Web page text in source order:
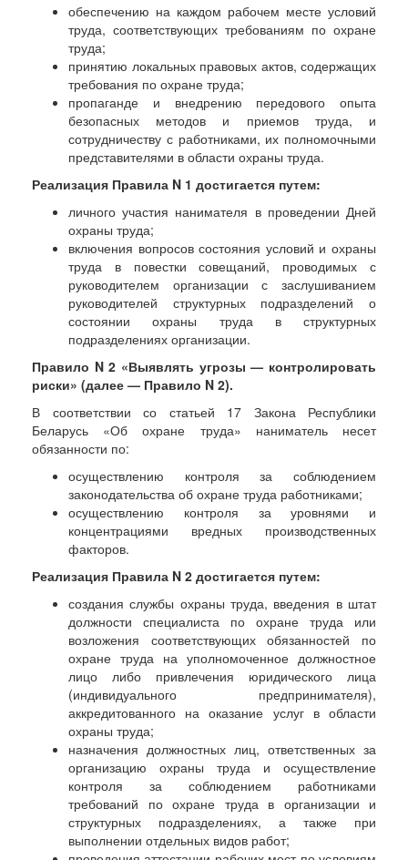
обеспечению на каждом рабочем месте условий
труда, соответствующих требованиям по охране
труда;
принятию локальных правовых актов, содержащих
требования по охране труда;
пропаганде и внедрению передового опыта
безопасных методов и приемов труда, и
сотрудничеству с работниками, их полномочными
представителями в области охраны труда.
Реализация Правила N 1 достигается путем:
личного участия нанимателя в проведении Дней
охраны труда;
включения вопросов состояния условий и охраны
труда в повестки совещаний, проводимых с
руководителем организации с заслушиванием
руководителей структурных подразделений о
состоянии охраны труда в структурных
подразделениях организации.
Правило N 2 «Выявлять угрозы — контролировать
риски» (далее — Правило N 2).
В соответствии со статьей 17 Закона Республики
Беларусь «Об охране труда» наниматель несет
обязанности по:
осуществлению контроля за соблюдением
законодательства об охране труда работниками;
осуществлению контроля за уровнями и
концентрациями вредных производственных
факторов.
Реализация Правила N 2 достигается путем:
создания службы охраны труда, введения в штат
должности специалиста по охране труда или
возложения соответствующих обязанностей по
охране труда на уполномоченное должностное
лицо либо привлечения юридического лица
(индивидуального предпринимателя),
аккредитованного на оказание услуг в области
охраны труда;
назначения должностных лиц, ответственных за
организацию охраны труда и осуществление
контроля за соблюдением работниками
требований по охране труда в организации и
структурных подразделениях, а также при
выполнении отдельных видов работ;